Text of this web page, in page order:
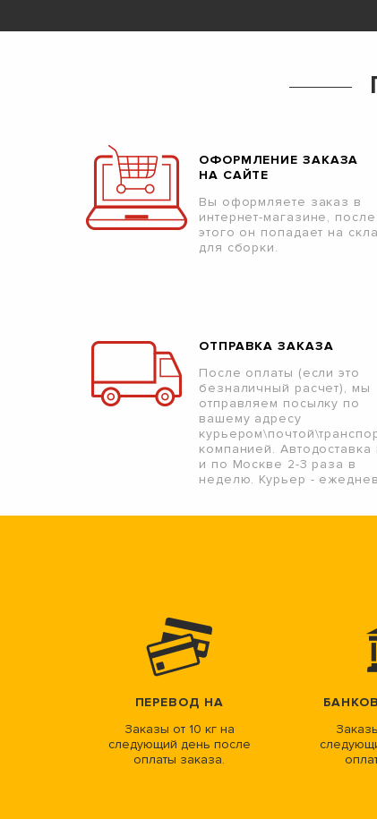
ОФОРМЛЕНИЕ ЗАКАЗА
НА САЙТЕ
Вы оформляете заказ в
интернет-магазине, после
этого он попадает на
для сборки.
ОТПРАВКА ЗАКАЗА
После оплаты (если это
безналичный расчет), мы
отправляем посылку по
вашему адресу
компанией. Автодоставка
и по Москве 2-3 раза в
неделю. Курьер -
ПЕРЕВОД НА
Заказы от 10 кг на
следующий день после
оплаты заказа.